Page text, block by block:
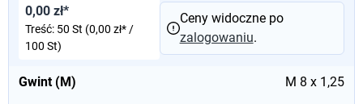
Gwint (M) M 8 x 1,25
0,00 zł*
Treść: 50 St (0,00 zł* /
100 St)
Ceny widoczne po
zalogowaniu.